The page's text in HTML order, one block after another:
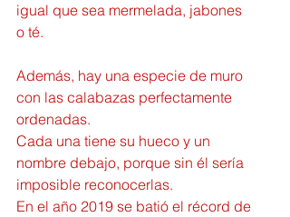
igual que sea mermelada, jabones
o té.
Además, hay una especie de muro
con las calabazas perfectamente
ordenadas.
Cada una tiene su hueco y un
nombre debajo, porque sin él sería
imposible reconocerlas.
En el año 2019 se batió el récord de